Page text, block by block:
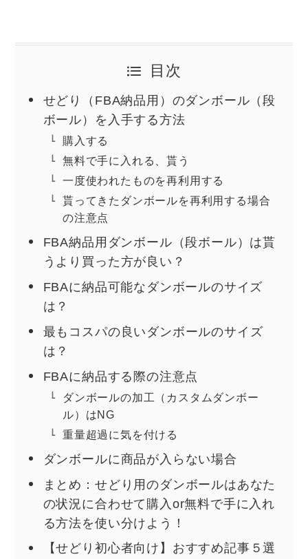
目次
せどり（FBA納品用）のダンボール（段
ボール）を入手する方法
購入する
無料で手に入れる、貰う
一度使われたものを再利用する
貰ってきたダンボールを再利用する場合
の注意点
FBA納品用ダンボール（段ボール）は貰
うより買った方が良い？
FBAに納品可能なダンボールのサイズ
は？
最もコスパの良いダンボールのサイズ
は？
FBAに納品する際の注意点
ダンボールの加工（カスタムダンボー
ル）はNG
重量超過に気を付ける
ダンボールに商品が入らない場合
まとめ：せどり用のダンボールはあなた
の状況に合わせて購入or無料で手に入れ
る方法を使い分けよう！
【せどり初心者向け】おすすめ記事５選